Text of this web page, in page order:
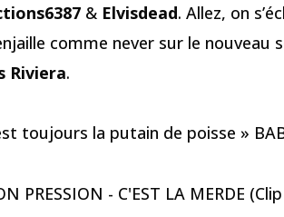
& Elvisdead. Allez, on
comme never sur le nouveau
Riviera.
toujours la putain de poisse »
PRESSION - C'EST LA MERDE